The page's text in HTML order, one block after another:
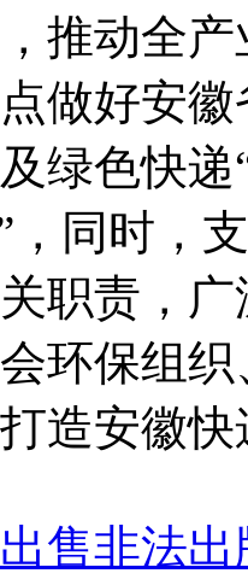
推动全
做好安
绿色快递
，同时，
职责，
环保组
造安徽
售非法